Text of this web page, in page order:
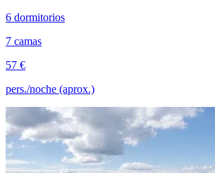
6 dormitorios
7 camas
57 €
pers./noche (aprox.)